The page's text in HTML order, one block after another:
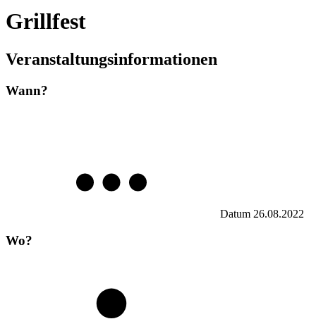
Grillfest
Veranstaltungsinformationen
Wann?
Datum 26.08.2022
Wo?